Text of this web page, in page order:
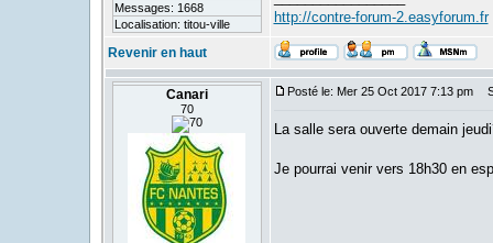
Messages: 1668
Localisation: titou-ville
http://contre-forum-2.easyforum.fr
Revenir en haut
Canari
70
Posté le: Mer 25 Oct 2017 7:13 pm
La salle sera ouverte demain
Je pourrai venir vers 18h30 en